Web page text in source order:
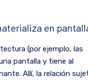
en
(por ejemplo, las
pantalla y tiene al
Allí, la relación